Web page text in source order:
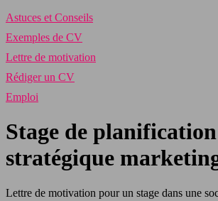
Astuces et Conseils
Exemples de CV
Lettre de motivation
Rédiger un CV
Emploi
Stage de planification
stratégique
Lettre de motivation pour un stage dans une